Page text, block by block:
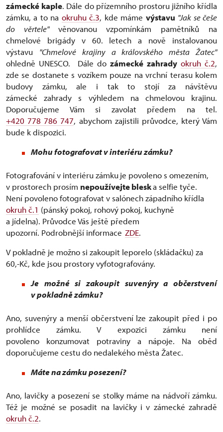
zámecké kaple. Dále do přízemního prostoru jižního křídla
zámku, a to na okruhu č.3, kde máme výstavu "Jak se češe
do věrtele" věnovanou vzpomínkám pamětníků na
chmelové brigády v 60. letech a nově instalovanou
výstavu "Chmelové krajiny a královského města Žatec"
ohledně UNESCO. Dále dozámecké zahrady okruh č.2,
zde se dostanete s vozíkem pouze na vrchní terasu kolem
budovy zámku, ale i tak to stojí za návštěvu
zámecké zahrady s výhledem na chmelovou krajinu.
Doporučujeme Vám si zavolat předem na tel.
+420 778 786 747, abychom zajistili průvodce, který Vám
bude k dispozici.
Mohu fotografovat v interiéru zámku?
Fotografování v interiéru zámkuje povoleno s omezením,
v prostorech prosím nepoužívejte bleska selfie tyče.
Není povoleno fotografovat v salónech západního křídla
okruh č.1 (pánský pokoj, rohový pokoj, kuchyně
a jídelna). Průvodce Vás ještě předem
upozorní. Podrobnější informace ZDE.
V pokladně je možno si zakoupit leporelo (skládačku) za
60,-Kč, kde jsou prostory vyfotografovány.
Je možné si zakoupit suvenýry a občerstvení
v pokladně zámku?
Ano, suvenýry a menší občerstvení lze zakoupit před i po
prohlídce zámku. V expozici zámku není
povoleno konzumovat potraviny a nápoje. Na oběd
doporučujeme cestu do nedalekého města Žatec.
Máte na zámku posezení?
Ano, lavičky a posezení se stolky máme na nádvoří zámku.
Též je možné se posadit na lavičky i v zámecké zahradě
okruh č.2.